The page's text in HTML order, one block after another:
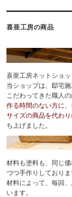
喜亜工房の商品
喜亜工房ネットショ
当ショップは、邸宅
こだわってきた職人の
作る時間のない方に
サイズの商品を代わ
ち上げました。
材料も塗料も、同じ
づつ手作りしており
材料によって、毎回
います。